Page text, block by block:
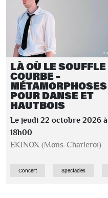
LÀ OÙ LE SOUFFLE
COURBE –
MÉTAMORPHOSES
POUR DANSE ET
HAUTBOIS
Le jeudi 22 octobre 2026 à
18h00
EKINOX (Mons-Charleroi)
Concert Spectacles